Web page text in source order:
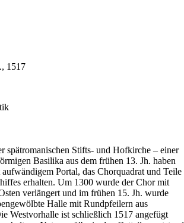
1517
spätromanischen Stifts- und Hofkirche – einer
Basilika aus dem frühen 13. Jh. haben
Portal, das Chorquadrat und Teile
erhalten. Um 1300 wurde der Chor mit
verlängert und im frühen 15. Jh. wurde
Halle mit Rundpfeilern aus
Westvorhalle ist schließlich 1517 angefügt